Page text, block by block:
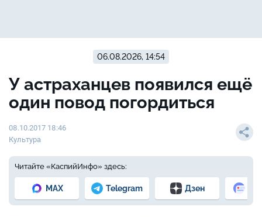
06.08.2026, 14:54
У астраханцев появился ещё
один повод погордиться
08.10.2017 18:46
Культура
Читайте «КаспийИнфо» здесь:
MAX Telegram Дзен